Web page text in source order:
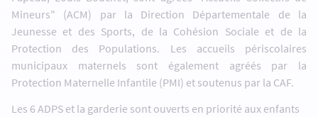
Mineurs" (ACM) par la Direction Départementale de la
Jeunesse et des Sports, de la Cohésion Sociale et de la
Protection des Populations. Les accueils périscolaires
municipaux maternels sont également agréés par la
Protection Maternelle Infantile (PMI) et soutenus par la CAF.
Les 6 ADPS et la garderie sont ouverts en priorité aux enfants